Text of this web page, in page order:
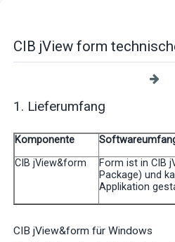
CIB jView form
1. Lieferumfang
Komponente
CIB jView&form
Form ist in CIB
Package) und
Applikation
CIB jView&form für Windows